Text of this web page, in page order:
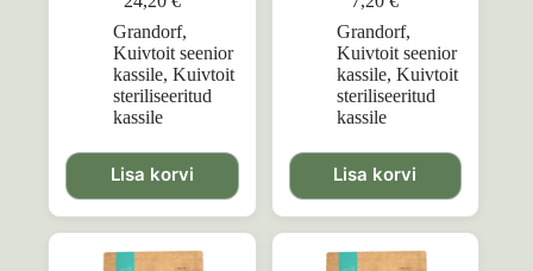
Grandorf,
Kuivtoit seenior
kassile, Kuivtoit
steriliseeritud
kassile
Lisa korvi
Grandorf,
Kuivtoit seenior
kassile, Kuivtoit
steriliseeritud
kassile
Lisa korvi